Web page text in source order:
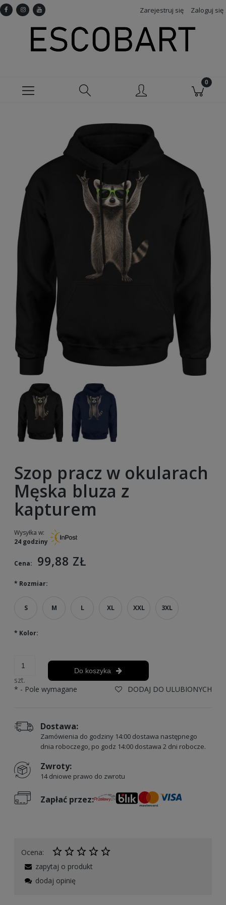
Zarejestruj się Zaloguj się
Szop pracz w okularach
Męska bluza z
kapturem
Wysyłka w:
24 godziny
Cena: 99,88 ZŁ
* Rozmiar:
S M L XL XXL 3XL
* Kolor:
szt.
Do koszyka
DODAJ DO ULUBIONYCH
* - Pole wymagane
Dostawa:
Zamówienia do godziny 14:00 dostawa następnego
dnia roboczego, po godz 14:00 dostawa 2 dni robocze.
Zwroty:
14 dniowe prawo do zwrotu
Zapłać przez:
Ocena:
zapytaj o produkt
dodaj opinię